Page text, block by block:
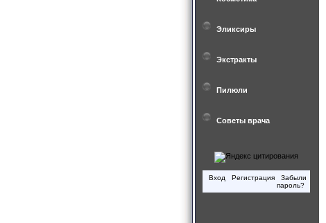
Эликсиры
Экстракты
Пилюли
Советы врача
Вход Регистрация
Забыли
пароль?